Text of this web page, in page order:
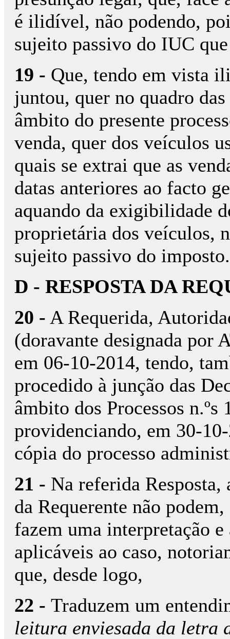
é ilidível, não podendo,
sujeito passivo do IUC
19 - Que, tendo em vista
juntou, quer no quadro
âmbito do presente
venda, quer dos veículos
quais se extrai que as
datas anteriores ao facto
aquando da exigibilidade
proprietária dos veículos,
sujeito passivo do imposto.
D - RESPOSTA DA
20 - A Requerida,
(doravante designada por
em 06-10-2014, tendo,
procedido à junção das
âmbito dos Processos
providenciando, em 30-
cópia do processo
21 - Na referida Resposta,
da Requerente não
fazem uma interpretação
aplicáveis ao caso,
que, desde logo,
22 - Traduzem um
leitura enviesada da letra